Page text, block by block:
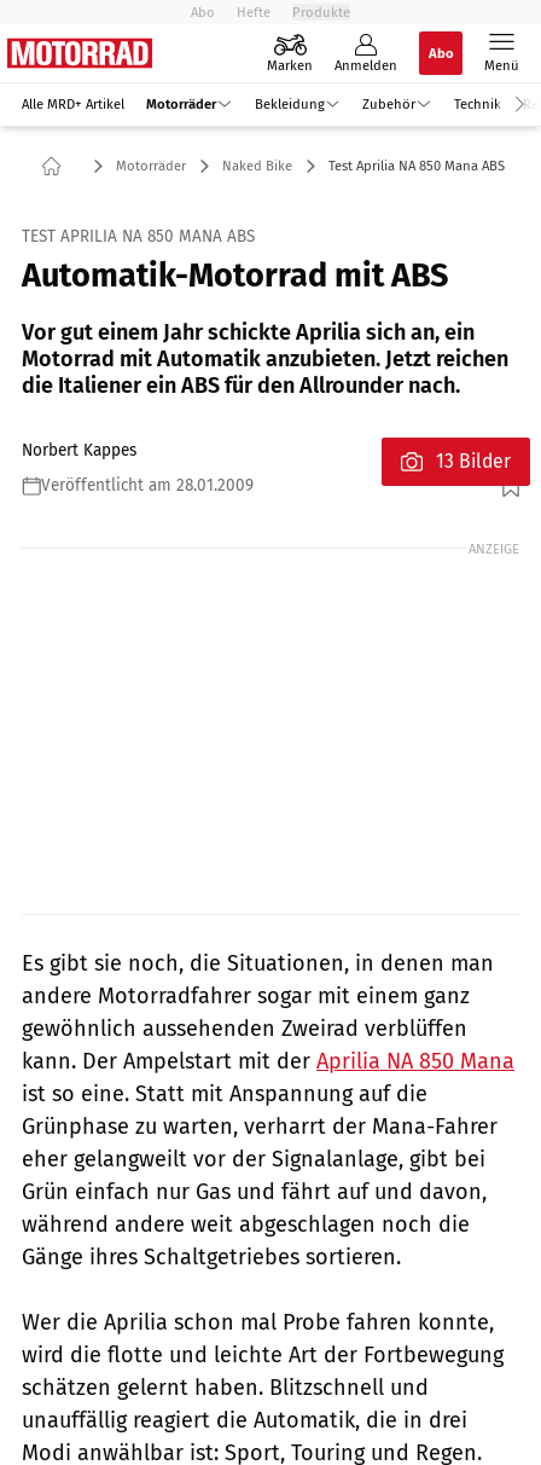
Abo Hefte Produkte
Marken Anmelden
Abo
Menü
Alle MRD+ Artikel Motorräder Bekleidung Zubehör Technik
Motorräder Naked Bike Test Aprilia NA 850 Mana ABS
TEST APRILIA NA 850 MANA ABS
Automatik-Motorrad mit ABS
Vor gut einem Jahr schickte Aprilia sich an, ein
Motorrad mit Automatik anzubieten. Jetzt reichen
die Italiener ein ABS für den Allrounder nach.
Norbert Kappes
Veröffentlicht am 28.01.2009
Foto: Gargolov
13 Bilder
ANZEIGE
Es gibt sie noch, die Situationen, in denen man
andere Motorradfahrer sogar mit einem ganz
gewöhnlich aussehenden Zweirad verblüffen
kann. Der Ampelstart mit der Aprilia NA 850 Mana
ist so eine. Statt mit Anspannung auf die
Grünphase zu warten, verharrt der Mana-Fahrer
eher gelangweilt vor der Signalanlage, gibt bei
Grün einfach nur Gas und fährt auf und davon,
während andere weit abgeschlagen noch die
Gänge ihres Schaltgetriebes sortieren.
Wer die Aprilia schon mal Probe fahren konnte,
wird die flotte und leichte Art der Fortbewegung
schätzen gelernt haben. Blitzschnell und
unauffällig reagiert die Automatik, die in drei
Modi anwählbar ist: Sport, Touring und Regen.